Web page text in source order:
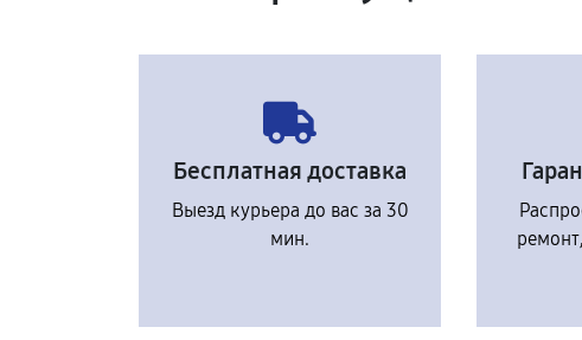
Бесплатная доставка
Выезд курьера до вас за 30
мин.